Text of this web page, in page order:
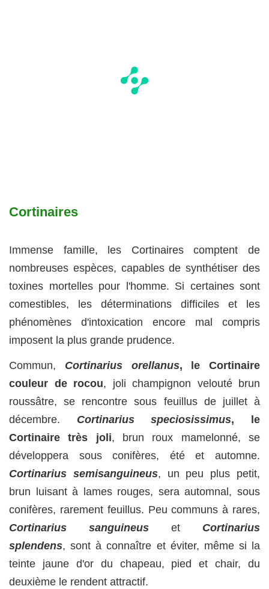
Cortinaires
Immense famille, les Cortinaires comptent de
nombreuses espèces, capables de synthétiser des
toxines mortelles pour l'homme. Si certaines sont
comestibles, les déterminations difficiles et les
phénomènes d'intoxication encore mal compris
imposent la plus grande prudence.
Commun, Cortinarius orellanus, le Cortinaire
couleur de rocou, joli champignon velouté brun
roussâtre, se rencontre sous feuillus de juillet à
décembre. Cortinarius speciosissimus, le
Cortinaire très joli, brun roux mamelonné, se
développera sous conifères, été et automne.
Cortinarius semisanguineus, un peu plus petit,
brun luisant à lames rouges, sera automnal, sous
conifères, rarement feuillus. Peu communs à rares,
Cortinarius sanguineus et Cortinarius
splendens, sont à connaître et éviter, même si la
teinte jaune d'or du chapeau, pied et chair, du
deuxième le rendent attractif.